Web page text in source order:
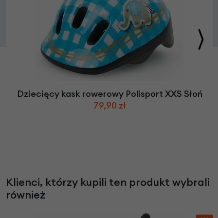
Dziecięcy kask rowerowy Polisport XXS Słoń
79,90 zł
Klienci, którzy kupili ten produkt wybrali
również